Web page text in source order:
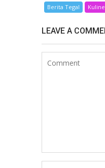
Berita Tegal
LEAVE A